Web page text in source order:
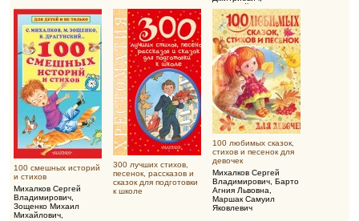
Воскобойников
Валерий Михайлович
100 смешных историй
и стихов
Михалков Сергей
Владимирович,
Зощенко Михаил
Михайлович,
300 лучших стихов,
песенок, рассказов и
сказок для подготовки
к школе
100 любимых сказок,
стихов и песенок для
девочек
Михалков Сергей
Владимирович, Барто
Агния Львовна,
Маршак Самуил
Яковлевич